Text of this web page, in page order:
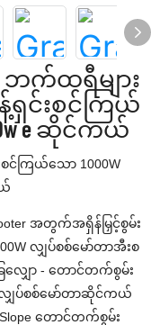
ဘက်ထရီများ
င်းစင်ကြယ်
e ဆိုင်ကယ်
ကြယ်သော 1000W
အတွက်အရှိန်မြှင့်စွမ်း
လျှပ်စစ်မော်တာအီးစ
ျှော - တောင်တက်စွမ်း
လျှပ်စစ်မော်တာဆိုင်ကယ်
တောင်တက်စွမ်း